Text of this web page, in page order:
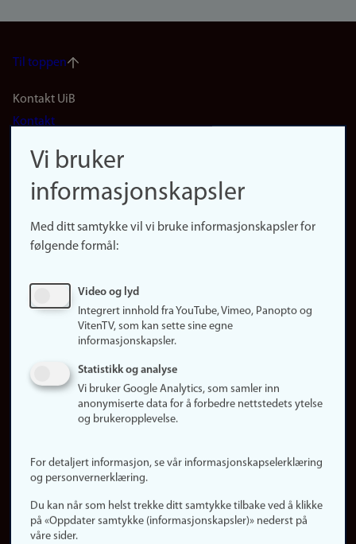
Til toppen
Footer
(no)
Kontakt UiB
Kontakt
Finn forsker
Presse
Finn studier
Ledige stillinger
Om nettstedet
Informasjonskapsler
Personvern
Logg inn
Vi bruker
informasjonskapsler
Med ditt samtykke vil vi bruke informasjonskapsler for
følgende formål:
Video og lyd
Integrert innhold fra YouTube, Vimeo, Panopto og
VitenTV, som kan sette sine egne
informasjonskapsler.
Statistikk og analyse
Vi bruker Google Analytics, som samler inn
anonymiserte data for å forbedre nettstedets ytelse
og brukeropplevelse.
For detaljert informasjon, se vår informasjonskapselerklæring
og personvernerklæring.
Du kan når som helst trekke ditt samtykke tilbake ved å klikke
på «Oppdater samtykke (informasjonskapsler)» nederst på
våre sider.